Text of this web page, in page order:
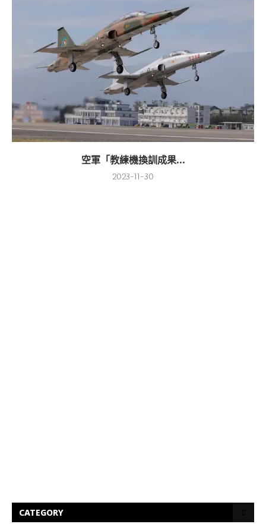
空軍「教練機換訓成果...
2023-11-30
CATEGORY